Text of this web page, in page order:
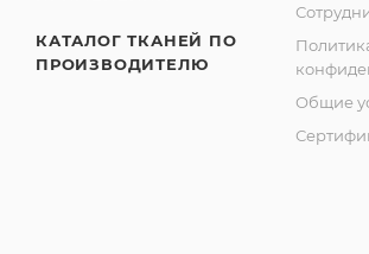
КАТАЛОГ ТКАНЕЙ ПО
ПРОИЗВОДИТЕЛЮ
Общие